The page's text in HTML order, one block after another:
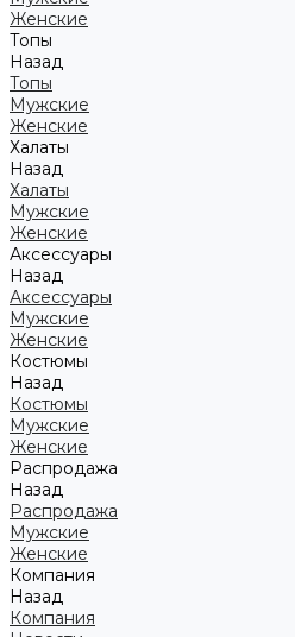
Женские
Топы
Назад
Топы
Мужские
Женские
Халаты
Назад
Халаты
Мужские
Женские
Аксессуары
Назад
Аксессуары
Мужские
Женские
Костюмы
Назад
Костюмы
Мужские
Женские
Распродажа
Назад
Распродажа
Мужские
Женские
Компания
Назад
Компания